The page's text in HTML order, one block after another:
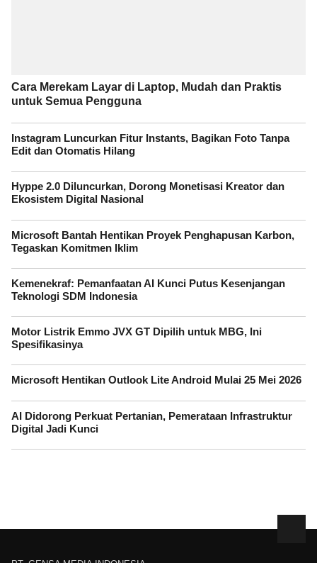
Cara Merekam Layar di Laptop, Mudah dan Praktis
untuk Semua Pengguna
Instagram Luncurkan Fitur Instants, Bagikan Foto Tanpa
Edit dan Otomatis Hilang
Hyppe 2.0 Diluncurkan, Dorong Monetisasi Kreator dan
Ekosistem Digital Nasional
Microsoft Bantah Hentikan Proyek Penghapusan Karbon,
Tegaskan Komitmen Iklim
Kemenekraf: Pemanfaatan AI Kunci Putus Kesenjangan
Teknologi SDM Indonesia
Motor Listrik Emmo JVX GT Dipilih untuk MBG, Ini
Spesifikasinya
Microsoft Hentikan Outlook Lite Android Mulai 25 Mei 2026
AI Didorong Perkuat Pertanian, Pemerataan Infrastruktur
Digital Jadi Kunci